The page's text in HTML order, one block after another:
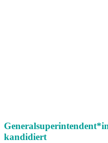
kandidiert